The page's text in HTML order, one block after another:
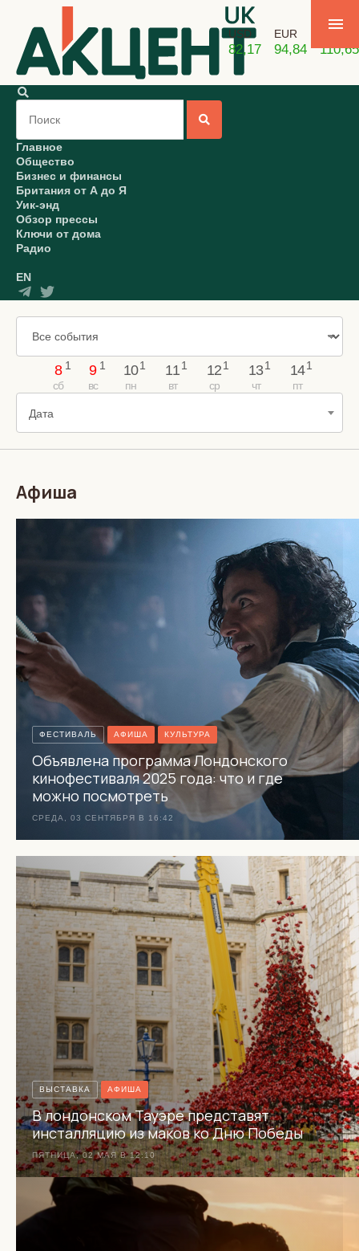
USD
82,17
EUR
94,84 110,65
Главное
Общество
Бизнес и финансы
Британия от А до Я
Уик-энд
Обзор прессы
Ключи от дома
Радио
EN
8 9 10 11 12 13 14
Дата
Афиша
ФЕСТИВАЛЬ АФИША КУЛЬТУРА
Объявлена ​​программа Лондонского
кинофестиваля 2025 года: что и где
можно посмотреть
СРЕДА, 03 СЕНТЯБРЯ В 16:42
ВЫСТАВКА АФИША
В лондонском Тауэре представят
инсталляцию из маков ко Дню Победы
ПЯТНИЦА, 02 МАЯ В 12:10